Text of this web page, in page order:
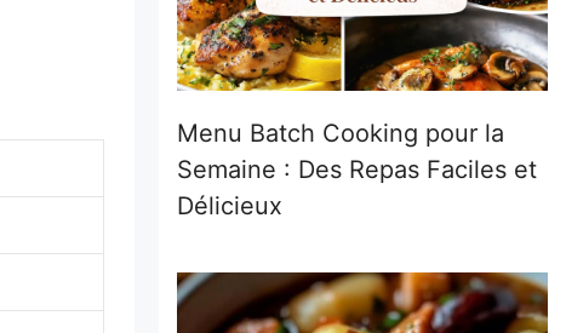
Menu Batch Cooking pour la
Semaine : Des Repas Faciles et
Délicieux